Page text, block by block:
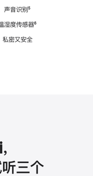
声音识别脚
⁵
湿度传感器脚
⁶
私密又安全
三个